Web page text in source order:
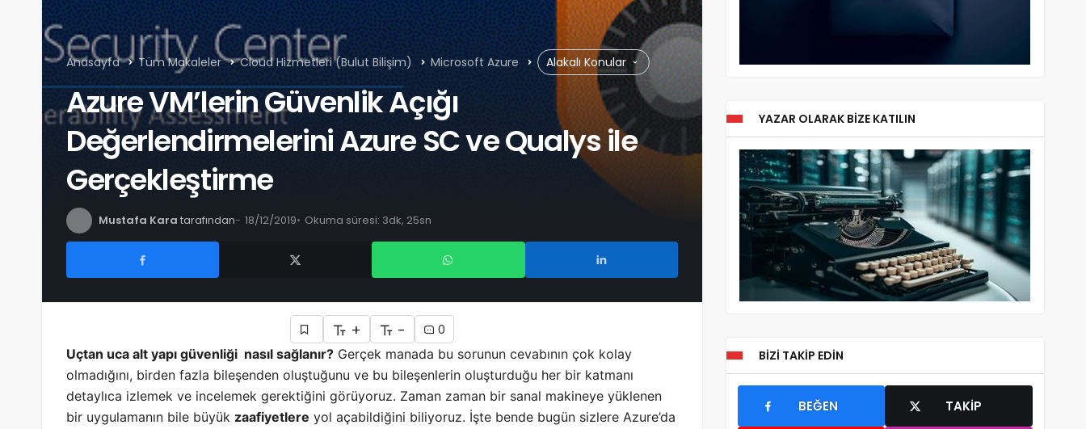
Anasayfa Tüm Makaleler Cloud Hizmetleri (Bulut Bilişim) Microsoft Azure Alakalı Konular
Azure VM’lerin Güvenlik Açığı
Değerlendirmelerini Azure SC ve Qualys ile
Gerçekleştirme
Mustafa Kara tarafından 18/12/2019 Okuma süresi: 3dk, 25sn
+ -
0
Uçtan uca alt yapı güvenliği nasıl sağlanır? Gerçek manada bu sorunun cevabının çok kolay
olmadığını, birden fazla bileşenden oluştuğunu ve bu bileşenlerin oluşturduğu her bir katmanı
detaylıca izlemek ve incelemek gerektiğini görüyoruz. Zaman zaman bir sanal makineye yüklenen
bir uygulamanın bile büyük zaafiyetlere yol açabildiğini biliyoruz. İşte bende bugün sizlere Azure’da
YAZAR OLARAK BIZE KATILIN
BIZI TAKIP EDIN
BEĞEN TAKIP